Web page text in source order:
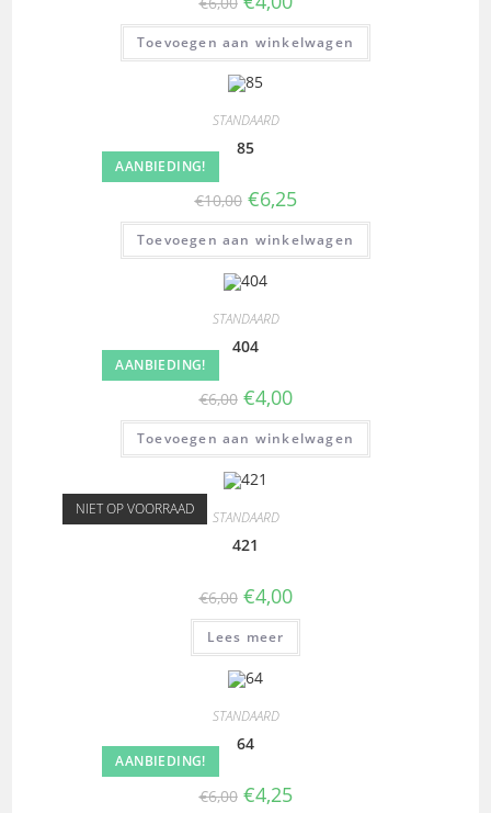
Toevoegen aan winkelwagen
AANBIEDING!
STANDAARD
85
€10,00 €6,25
Toevoegen aan winkelwagen
AANBIEDING!
STANDAARD
404
€6,00 €4,00
Toevoegen aan winkelwagen
NIET OP VOORRAAD STANDAARD
421
€6,00 €4,00
Lees meer
AANBIEDING!
STANDAARD
64
€6,00 €4,25